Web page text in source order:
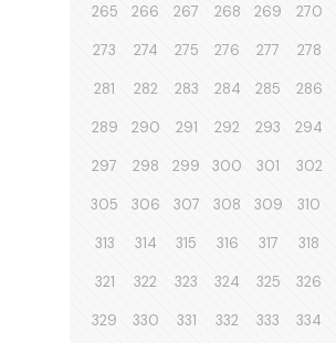
265 266 267 268 269 270
273 274 275 276 277 278
281 282 283 284 285 286
289 290 291 292 293 294
297 298 299 300 301 302
305 306 307 308 309 310
313 314 315 316 317 318
321 322 323 324 325 326
329 330 331 332 333 334